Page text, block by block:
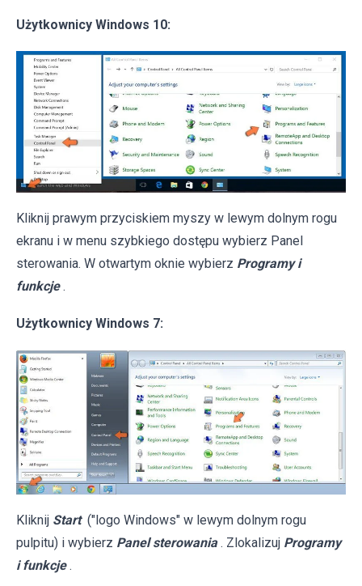
Użytkownicy Windows 10:
Kliknij prawym przyciskiem myszy w lewym dolnym rogu
ekranu i w menu szybkiego dostępu wybierz Panel
sterowania. W otwartym oknie wybierz Programy i
funkcje .
Użytkownicy Windows 7:
Kliknij Start ("logo Windows" w lewym dolnym rogu
pulpitu) i wybierz Panel sterowania . Zlokalizuj Programy
i funkcje .